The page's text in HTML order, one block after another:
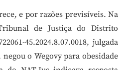
e por razões previsíveis. Na
de Justiça do Distrito
45.2024.8.07.0018, julgada
o Wegovy para obesidade